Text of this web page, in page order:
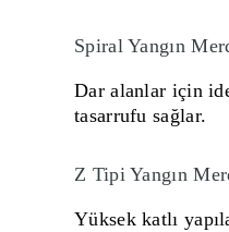
Spiral Yangın
Dar alanlar için
tasarrufu sağlar.
Z Tipi Yangın
Yüksek katlı